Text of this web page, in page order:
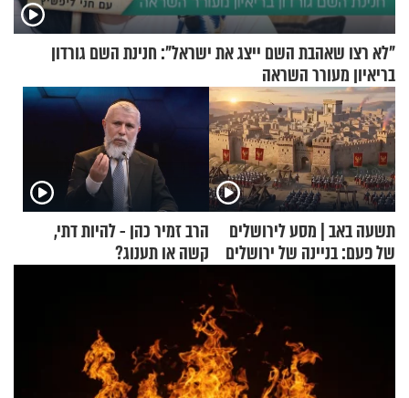
"לא רצו שאהבת השם ייצג את ישראל": חנינת השם גורדון
בריאיון מעורר השראה
תשעה באב | מסע לירושלים
של פעם: בניינה של ירושלים
הרב זמיר כהן - להיות דתי,
קשה או תענוג?